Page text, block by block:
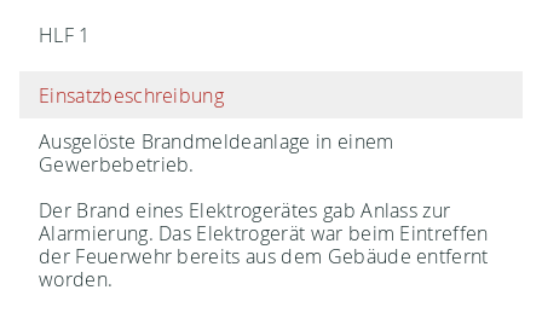
HLF 1
Einsatzbeschreibung
Ausgelöste Brandmeldeanlage in einem
Gewerbebetrieb.
Der Brand eines Elektrogerätes gab Anlass zur
Alarmierung. Das Elektrogerät war beim Eintreffen
der Feuerwehr bereits aus dem Gebäude entfernt
worden.